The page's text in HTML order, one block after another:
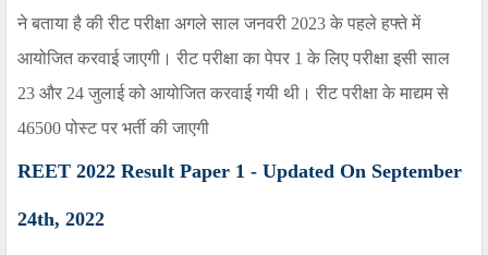
ने बताया है की रीट परीक्षा अगले साल जनवरी 2023 के पहले हफ्ते में
आयोजित करवाई जाएगी। रीट परीक्षा का पेपर 1 के लिए परीक्षा इसी साल
23 और 24 जुलाई को आयोजित करवाई गयी थी। रीट परीक्षा के माद्यम से
46500 पोस्ट पर भर्ती की जाएगी
REET 2022 Result Paper 1 - Updated On September
24th, 2022